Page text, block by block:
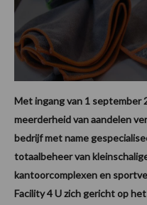
Met ingang van 1 september
meerderheid van aandelen
bedrijf met name
totaalbeheer van
kantoorcomplexen en
Facility 4 U zich gericht op